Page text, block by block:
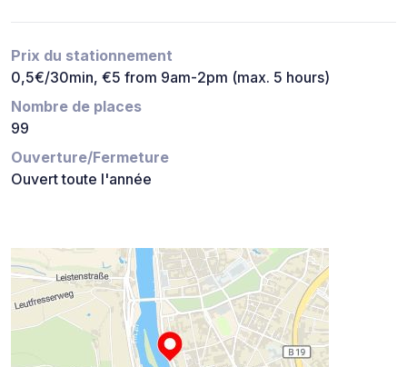
Prix du stationnement
0,5€/30min, €5 from 9am-2pm (max. 5 hours)
Nombre de places
99
Ouverture/Fermeture
Ouvert toute l'année